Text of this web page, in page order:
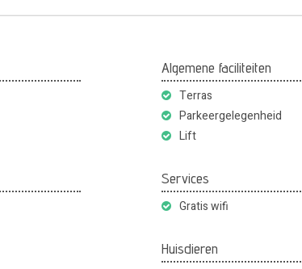
Algemene faciliteiten
Terras
Parkeergelegenheid
Lift
Services
Gratis wifi
Huisdieren